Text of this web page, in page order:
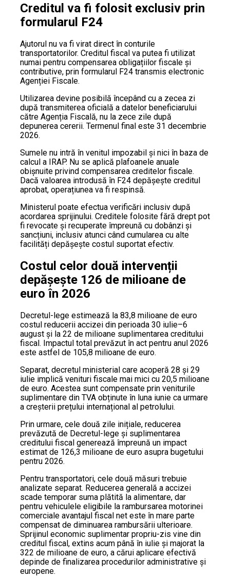
Creditul va fi folosit exclusiv prin
formularul F24
Ajutorul nu va fi virat direct în conturile
transportatorilor. Creditul fiscal va putea fi utilizat
numai pentru compensarea obligațiilor fiscale și
contributive, prin formularul F24 transmis electronic
Agenției Fiscale.
Utilizarea devine posibilă începând cu a zecea zi
după transmiterea oficială a datelor beneficiarului
către Agenția Fiscală, nu la zece zile după
depunerea cererii. Termenul final este 31 decembrie
2026.
Sumele nu intră în venitul impozabil și nici în baza de
calcul a IRAP. Nu se aplică plafoanele anuale
obișnuite privind compensarea creditelor fiscale.
Dacă valoarea introdusă în F24 depășește creditul
aprobat, operațiunea va fi respinsă.
Ministerul poate efectua verificări inclusiv după
acordarea sprijinului. Creditele folosite fără drept pot
fi revocate și recuperate împreună cu dobânzi și
sancțiuni, inclusiv atunci când cumularea cu alte
facilități depășește costul suportat efectiv.
Costul celor două intervenții
depășește 126 de milioane de
euro în 2026
Decretul-lege estimează la 83,8 milioane de euro
costul reducerii accizei din perioada 30 iulie–6
august și la 22 de milioane suplimentarea creditului
fiscal. Impactul total prevăzut în act pentru anul 2026
este astfel de 105,8 milioane de euro.
Separat, decretul ministerial care acoperă 28 și 29
iulie implică venituri fiscale mai mici cu 20,5 milioane
de euro. Acestea sunt compensate prin veniturile
suplimentare din TVA obținute în luna iunie ca urmare
a creșterii prețului internațional al petrolului.
Prin urmare, cele două zile inițiale, reducerea
prevăzută de Decretul-lege și suplimentarea
creditului fiscal generează împreună un impact
estimat de 126,3 milioane de euro asupra bugetului
pentru 2026.
Pentru transportatori, cele două măsuri trebuie
analizate separat. Reducerea generală a accizei
scade temporar suma plătită la alimentare, dar
pentru vehiculele eligibile la rambursarea motorinei
comerciale avantajul fiscal net este în mare parte
compensat de diminuarea rambursării ulterioare.
Sprijinul economic suplimentar propriu-zis vine din
creditul fiscal, extins acum până în iulie și majorat la
322 de milioane de euro, a cărui aplicare efectivă
depinde de finalizarea procedurilor administrative și
europene.